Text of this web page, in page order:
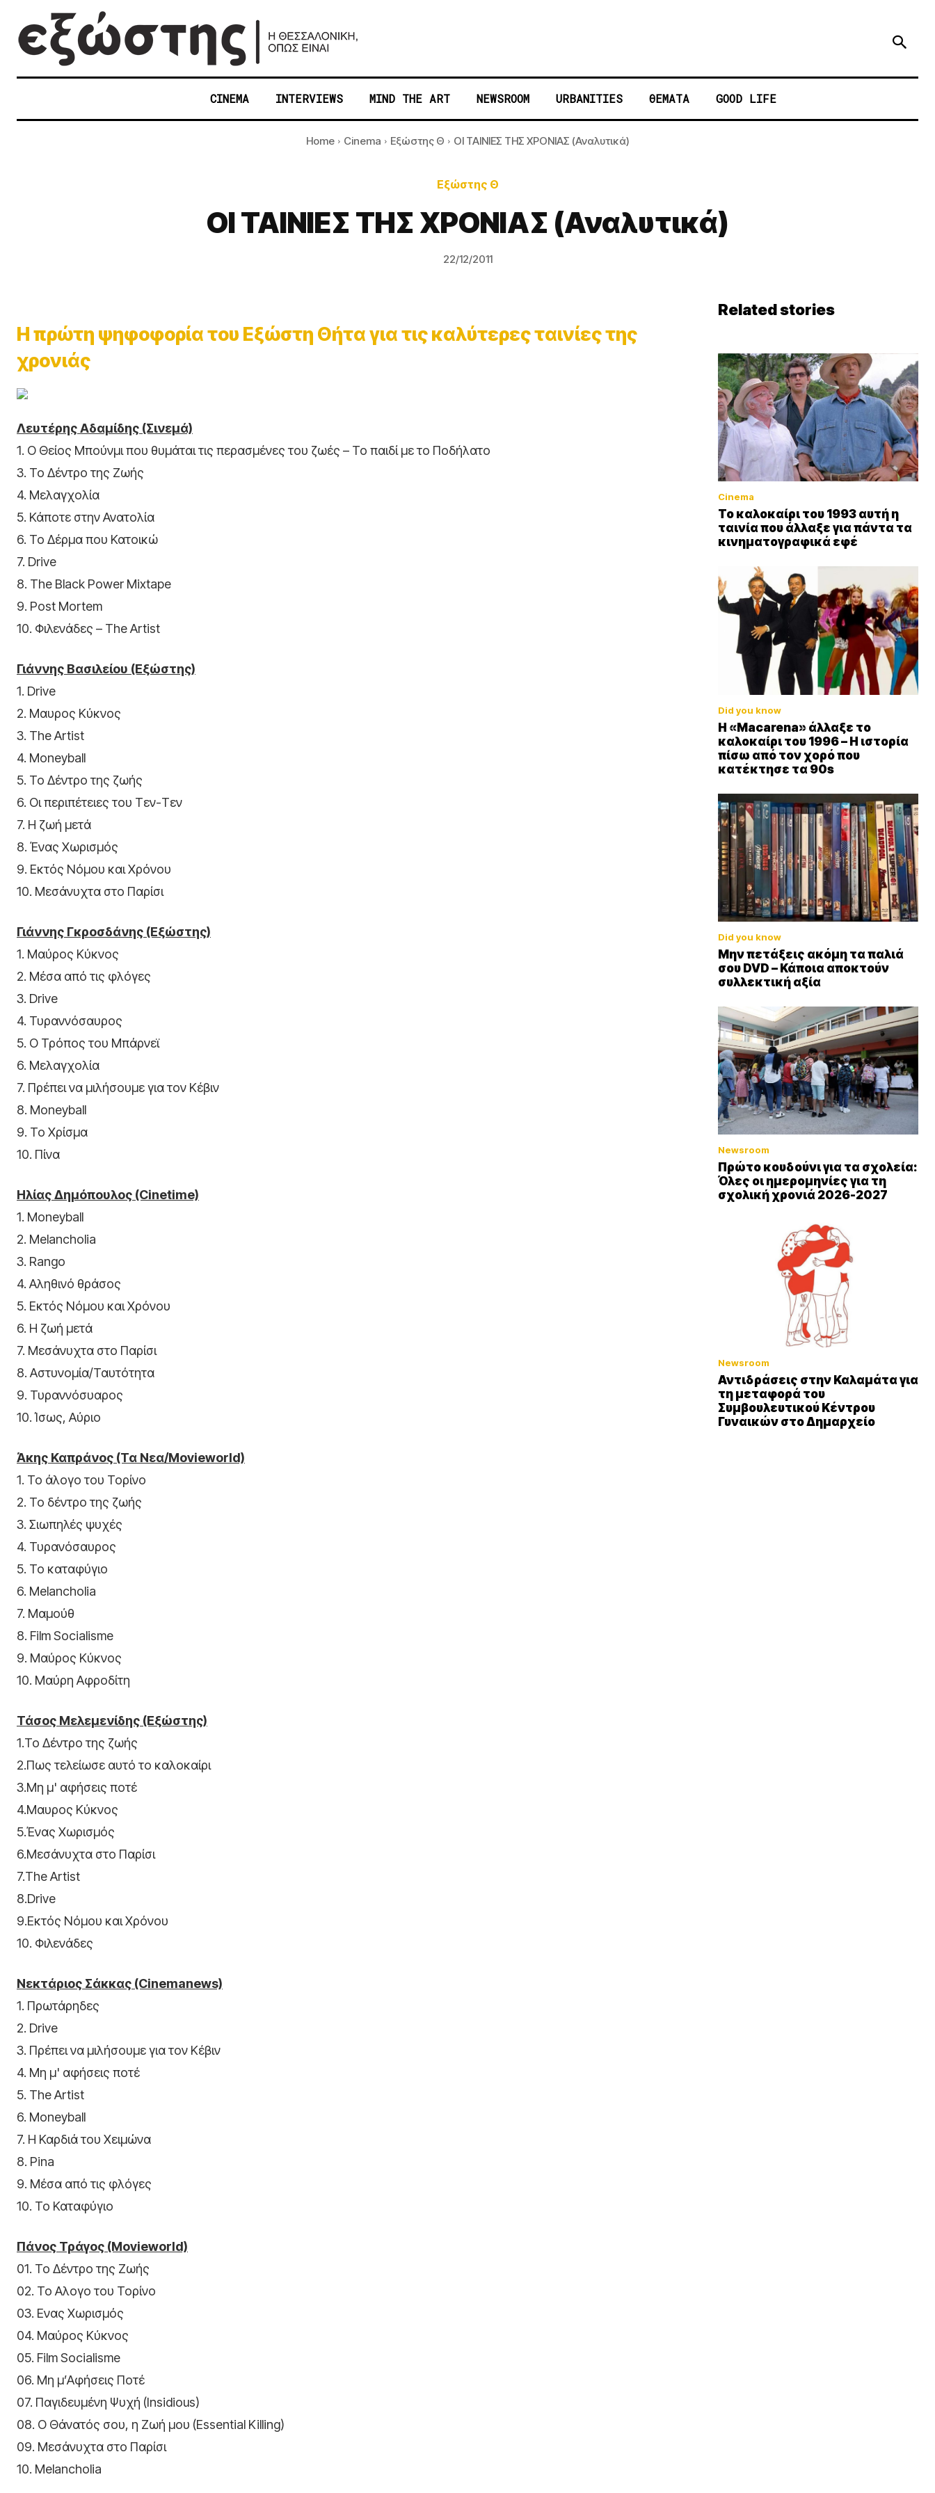
CINEMA INTERVIEWS MIND THE ART NEWSROOM URBANITIES ΘΕΜΑΤΑ GOOD LIFE
Home Cinema Εξώστης Θ ΟΙ ΤΑΙΝΙΕΣ ΤΗΣ ΧΡΟΝΙΑΣ (Αναλυτικά)
Εξώστης Θ
ΟΙ ΤΑΙΝΙΕΣ ΤΗΣ ΧΡΟΝΙΑΣ (Αναλυτικά)
22/12/2011
Η πρώτη ψηφοφορία του Εξώστη Θήτα για τις καλύτερες ταινίες της
χρονιάς
Λευτέρης Αδαμίδης (Σινεμά)
1. Ο Θείος Μπούνμι που θυμάται τις περασμένες του ζωές – Το παιδί με το Ποδήλατο
3. Το Δέντρο της Ζωής
4. Μελαγχολία
5. Κάποτε στην Ανατολία
6. Το Δέρμα που Κατοικώ
7. Drive
8. The Black Power Mixtape
9. Post Mortem
10. Φιλενάδες – The Artist
Γιάννης Βασιλείου (Εξώστης)
1. Drive
2. Μαυρος Κύκνος
3. The Artist
4. Moneyball
5. Το Δέντρο της ζωής
6. Οι περιπέτειες του Τεν-Τεν
7. Η ζωή μετά
8. Ένας Χωρισμός
9. Εκτός Νόμου και Χρόνου
10. Μεσάνυχτα στο Παρίσι
Γιάννης Γκροσδάνης (Εξώστης)
1. Μαύρος Κύκνος
2. Μέσα από τις φλόγες
3. Drive
4. Τυραννόσαυρος
5. Ο Τρόπος του Μπάρνεϊ
6. Μελαγχολία
7. Πρέπει να μιλήσουμε για τον Κέβιν
8. Moneyball
9. Το Χρίσμα
10. Πίνα
Ηλίας Δημόπουλος (Cinetime)
1. Moneyball
2. Melancholia
3. Rango
4. Αληθινό θράσος
5. Εκτός Νόμου και Χρόνου
6. Η ζωή μετά
7. Μεσάνυχτα στο Παρίσι
8. Αστυνομία/Ταυτότητα
9. Τυραννόσυαρος
10. Ίσως, Αύριο
Άκης Καπράνος (Τα Νεα/Movieworld)
1. Το άλογο του Τορίνο
2. Το δέντρο της ζωής
3. Σιωπηλές ψυχές
4. Τυρανόσαυρος
5. Το καταφύγιο
6. Melancholia
7. Μαμούθ
8. Film Socialisme
9. Μαύρος Κύκνος
10. Μαύρη Αφροδίτη
Τάσος Μελεμενίδης (Εξώστης)
1.Το Δέντρο της ζωής
2.Πως τελείωσε αυτό το καλοκαίρι
3.Μη μ' αφήσεις ποτέ
4.Μαυρος Κύκνος
5.Ένας Χωρισμός
6.Μεσάνυχτα στο Παρίσι
7.The Artist
8.Drive
9.Εκτός Νόμου και Χρόνου
10. Φιλενάδες
Νεκτάριος Σάκκας (Cinemanews)
1. Πρωτάρηδες
2. Drive
3. Πρέπει να μιλήσουμε για τον Κέβιν
4. Μη μ' αφήσεις ποτέ
5. The Artist
6. Moneyball
7. Η Καρδιά του Χειμώνα
8. Pina
9. Μέσα από τις φλόγες
10. Το Καταφύγιο
Πάνος Τράγος (Movieworld)
01. Το Δέντρο της Ζωής
02. Το Αλογο του Τορίνο
03. Ενας Χωρισμός
04. Μαύρος Κύκνος
05. Film Socialisme
06. Μη μ’Αφήσεις Ποτέ
07. Παγιδευμένη Ψυχή (Insidious)
08. Ο Θάνατός σου, η Ζωή μου (Essential Killing)
09. Μεσάνυχτα στο Παρίσι
10. Melancholia
Related stories
Cinema
Το καλοκαίρι του 1993 αυτή η
ταινία που άλλαξε για πάντα τα
κινηματογραφικά εφέ
Did you know
Η «Macarena» άλλαξε το
καλοκαίρι του 1996 – Η ιστορία
πίσω από τον χορό που
κατέκτησε τα 90s
Did you know
Μην πετάξεις ακόμη τα παλιά
σου DVD – Κάποια αποκτούν
συλλεκτική αξία
Newsroom
Πρώτο κουδούνι για τα σχολεία:
Όλες οι ημερομηνίες για τη
σχολική χρονιά 2026-2027
Newsroom
Αντιδράσεις στην Καλαμάτα για
τη μεταφορά του
Συμβουλευτικού Κέντρου
Γυναικών στο Δημαρχείο